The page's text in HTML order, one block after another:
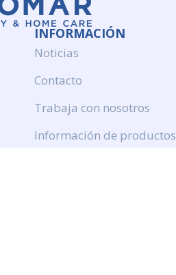
INFORMACIÓN
Noticias
Contacto
Trabaja con nosotros
Información de productos